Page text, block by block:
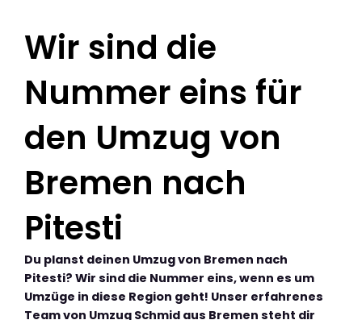
Wir sind die
Nummer eins für
den Umzug von
Bremen nach
Pitesti
Du planst deinen Umzug von Bremen nach
Pitesti? Wir sind die Nummer eins, wenn es um
Umzüge in diese Region geht! Unser erfahrenes
Team von Umzug Schmid aus Bremen steht dir